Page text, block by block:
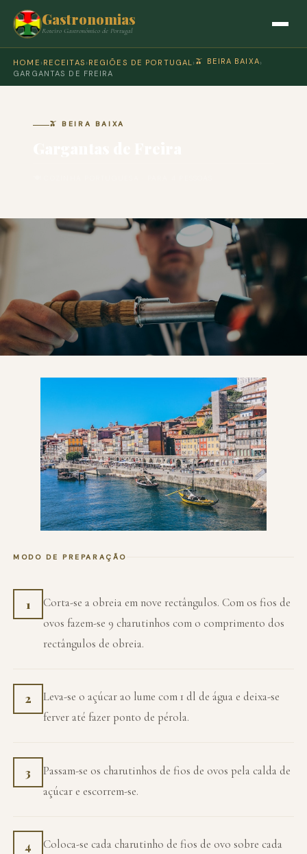
Gastronomias
Roteiro Gastronómico de Portugal
HOME › RECEITAS › REGIÕES DE PORTUGAL › 🫒 BEIRA BAIXA›
GARGANTAS DE FREIRA
🫒 BEIRA BAIXA
MODO DE PREPARAÇÃO
1
Corta-se a obreia em nove rectângulos. Com os fios de
ovos fazem-se 9 charutinhos com o comprimento dos
rectângulos de obreia.
2
Leva-se o açúcar ao lume com 1 dl de água e deixa-se
ferver até fazer ponto de pérola.
3
Passam-se os charutinhos de fios de ovos pela calda de
açúcar e escorrem-se.
4
Coloca-se cada charutinho de fios de ovo sobre cada